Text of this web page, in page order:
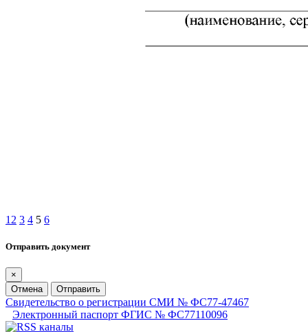
1 2 3 4 5 6
Отправить документ
×
Отмена
Отправить
Свидетельство о регистрации СМИ № ФС77-47467
Электронный паспорт ФГИС № ФС77110096